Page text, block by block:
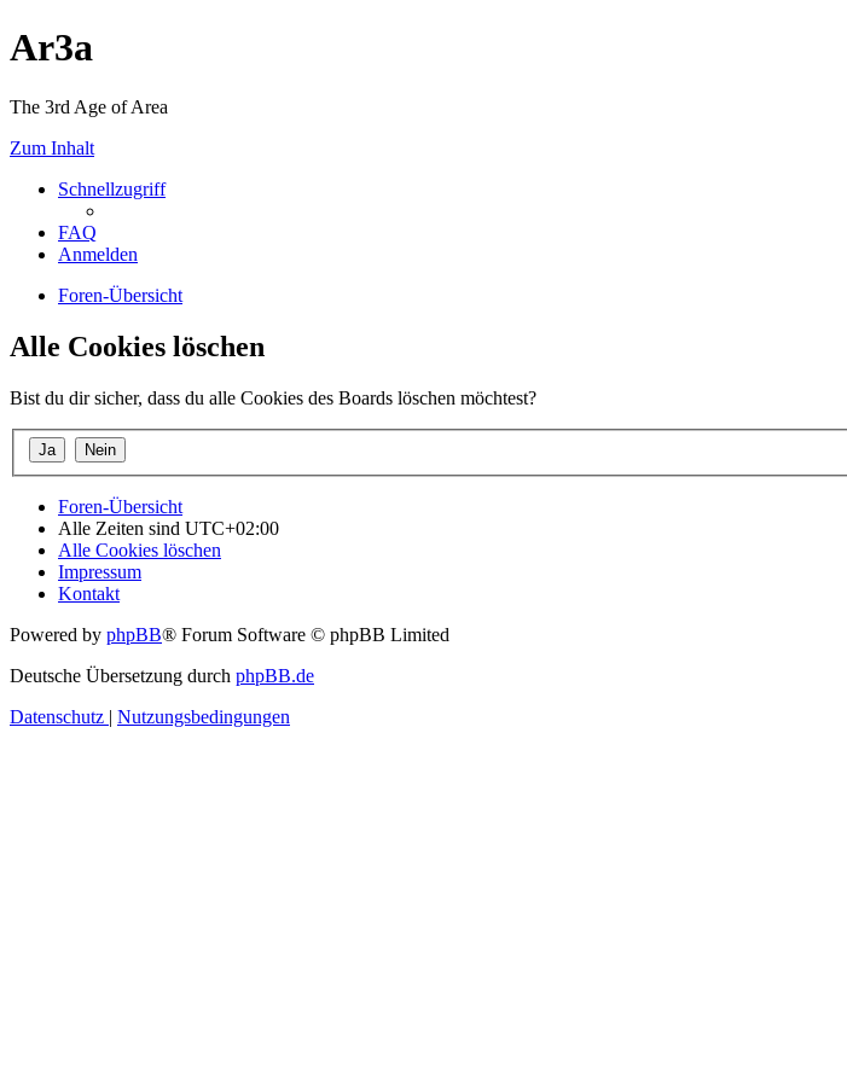
Ar3a
The 3rd Age of Area
Zum Inhalt
Schnellzugriff
FAQ
Anmelden
Foren-Übersicht
Alle Cookies löschen
Bist du dir sicher, dass du alle Cookies des Boards löschen möchtest?
Foren-Übersicht
Alle Zeiten sind UTC+02:00
Alle Cookies löschen
Impressum
Kontakt
Powered by phpBB® Forum Software © phpBB Limited
Deutsche Übersetzung durch phpBB.de
Datenschutz | Nutzungsbedingungen